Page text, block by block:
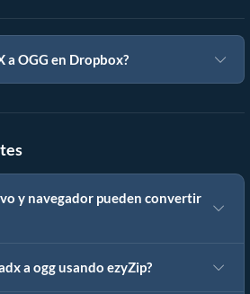
a OGG en Dropbox?
y navegador pueden convertir
a ogg usando ezyZip?